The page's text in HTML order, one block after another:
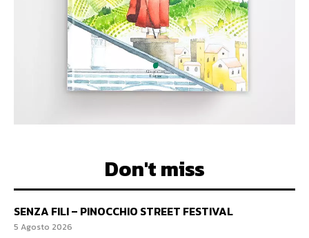
Don't miss
SENZA FILI – PINOCCHIO STREET FESTIVAL
5 Agosto 2026